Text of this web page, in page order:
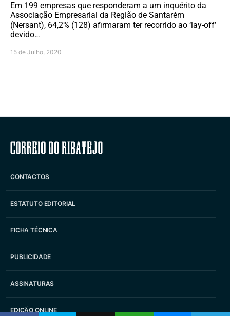
Em 199 empresas que responderam a um inquérito da
Associação Empresarial da Região de Santarém
(Nersant), 64,2% (128) afirmaram ter recorrido ao ‘lay-off’
devido…
15 de Julho, 2020
Correio do Ribatejo
CONTACTOS
ESTATUTO EDITORIAL
FICHA TÉCNICA
PUBLICIDADE
ASSINATURAS
EDIÇÃO ONLINE